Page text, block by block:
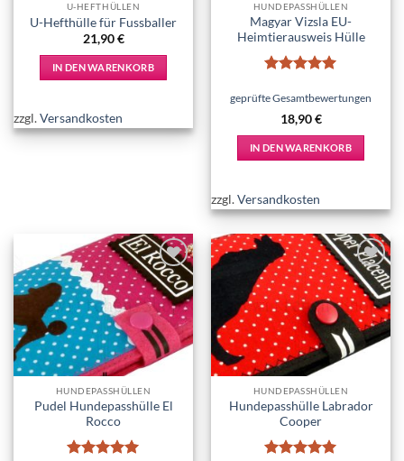
U-HEFTHÜLLEN
U-Hefthülle für Fussballer
21,90€
IN DEN WARENKORB
zzgl.Versandkosten
HUNDEPASSHÜLLEN
Magyar Vizsla EU-
Heimtierausweis Hülle
mit5von
geprüfte Gesamtbewertungen
18,90€
IN DEN WARENKORB
zzgl.Versandkosten
Add to
wishlist
HUNDEPASSHÜLLEN
Pudel Hundepasshülle El
Rocco
Add to
wishlist
HUNDEPASSHÜLLEN
Hundepasshülle Labrador
Cooper